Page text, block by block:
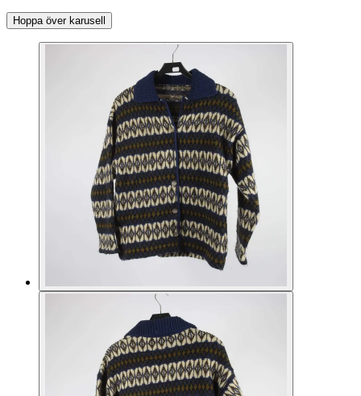
Hoppa över karusell